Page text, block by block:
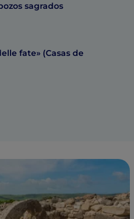
sagrados
fate» (Casas de